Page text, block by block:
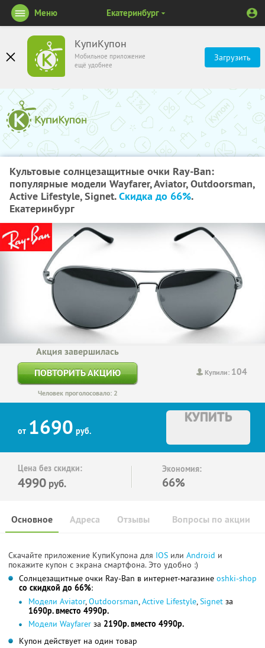
КупиКупон
Мобильное приложение
ещё удобнее
Загрузить
Меню Екатеринбург
Культовые солнцезащитные очки Ray-Ban:
популярные модели Wayfarer, Aviator, Outdoorsman,
Active Lifestyle, Signet.Скидка до 66%.
Екатеринбург
Купили: 104
Акция завершилась
ПОВТОРИТЬ АКЦИЮ
Человек проголосовало: 2
от 1690 руб.
КУПИТЬ
Цена без скидки:
4990 руб.
Экономия:
66%
Основное Отзывы Вопросы по акции
Адреса
Скачайте приложение КупиКупона для IOS или Android и
покажите купон с экрана смартфона. Это удобно :)
Солнцезащитные очки Ray-Ban в интернет-магазине oshki-shop
со скидкой до 66%:
Модели Aviator,Outdoorsman,Active Lifestyle,Signet за
1690р. вместо 4990р.
Модели Wayfarer за 2190р. вместо 4990р.
Купон действует на один товар